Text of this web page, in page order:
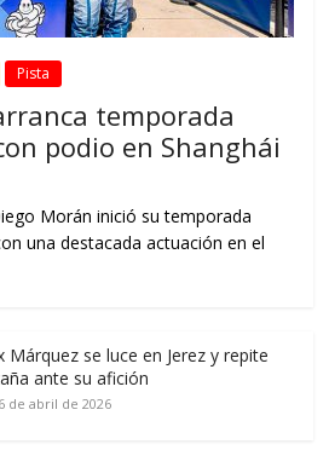
Pista
temporada
podio en Shanghái
Morán inició su temporada
una destacada actuación en el
Márquez se luce en Jerez y repite
ante su afición
de abril de 2026